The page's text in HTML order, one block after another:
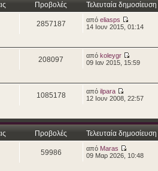
Προβολές Τελευταία δημοσίευση
2857187 από eliasps
14 Ιουν 2015, 01:14
208097 από koleygr
09 Ιαν 2015, 15:59
1085178 από ilpara
12 Ιουν 2008, 22:57
Προβολές Τελευταία δημοσίευση
59986 από Maras
09 Μαρ 2026, 10:48